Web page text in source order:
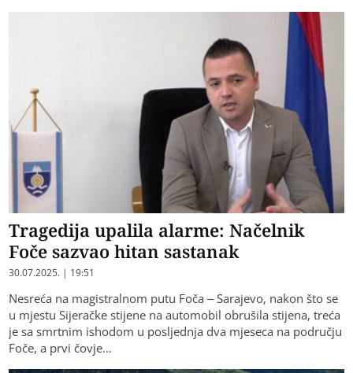
Tragedija upalila alarme: Načelnik
Foče sazvao hitan sastanak
30.07.2025. | 19:51
Nesreća na magistralnom putu Foča – Sarajevo, nakon što se
u mjestu Sijeračke stijene na automobil obrušila stijena, treća
je sa smrtnim ishodom u posljednja dva mjeseca na području
Foče, a prvi čovje…